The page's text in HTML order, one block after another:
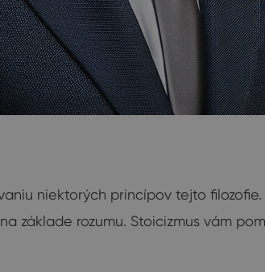
niektorých princípov tejto
základe rozumu. Stoicizmus vám